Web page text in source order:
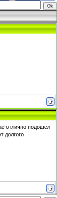
отлично подошёл
долгого